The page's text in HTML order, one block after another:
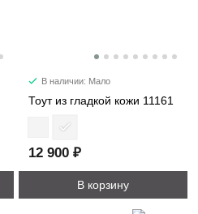
В наличии: Мало
Тоут из гладкой кожи 11161
12 900 ₽
В корзину